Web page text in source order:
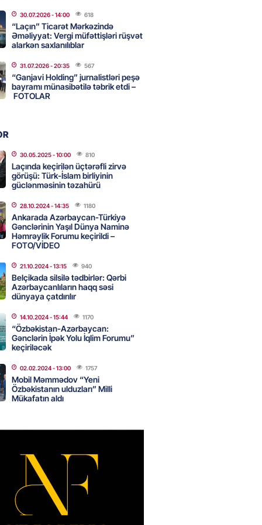
İDDİA: Şimali Koreya
120 ballistik raket yerləşdirib
- 15:15 90
musiqi terapevti
unudulmaz sənət gecəsinə
Azərbaycan ərazisini
qarşı istifadəyə imkan
- 14:45
mənzil almaq istəyənlər
imkanları var?
- 14:30 84
ofisi Pezeşkianın istefası
iddiaları təkzib etdi
- 14:15
canlıların hücumu başlayıb?
PENSİYA VƏ MÜAVİNƏTLƏR
ARTIRILACAQ? – Mühüm
- 13:45
30.07.2026- 14:00 618
“Laçın” Ticarət Mərkəzində
Əməliyyat: Vergi müfəttişləri rüşvət
alarkən saxlanılıblar
31.07.2026- 20:35 567
“Ganjavi Holding” jurnalistləri peşə
bayramı münasibətilə təbrik etdi –
FOTOLAR
30.05.2025- 10:00 810
Laçında keçirilən üçtərəfli zirvə
görüşü: Türk-İslam birliyinin
güclənməsinin təzahürü
28.10.2024- 14:35 1180
Ankarada Azərbaycan-Türkiyə
Gənclərinin Yaşıl Dünya Naminə
Həmrəylik Forumu keçirildi –
FOTO/VİDEO
21.10.2024- 13:15 940
Belçikada silsilə tədbirlər: Qərbi
Azərbaycanlıların haqq səsi
dünyaya çatdırılır
14.10.2024- 15:44 1170
“Özbəkistan-Azərbaycan:
Gənclərin İpək Yolu İqlim Forumu”
keçiriləcək
02.02.2024- 13:00 1757
Mobil Məmmədov “Yeni
Özbəkistanın ulduzları” Milli
Mükafatın aldı